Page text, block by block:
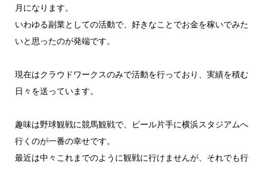
月になります。
いわゆる副業としての活動で、好きなことでお金を稼いでみた
いと思ったのが発端です。
現在はクラウドワークスのみで活動を行っており、実績を積む
日々を送っています。
趣味は野球観戦に競馬観戦で、ビール片手に横浜スタジアムへ
行くのが一番の幸せです。
最近は中々これまでのように観戦に行けませんが、それでも行